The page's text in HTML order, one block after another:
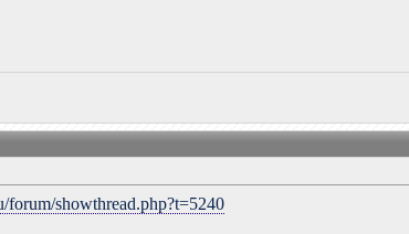
showthread.php?t=5240